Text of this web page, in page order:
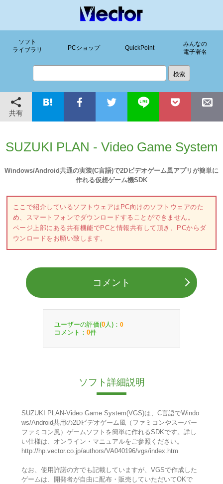
ソフト
ライブラリ
PCショップ QuickPoint
みんなの
電子署名
共有
SUZUKI PLAN - Video Game System
Windows/Android共通の実装(C言語)で2Dビデオゲーム風アプリが簡単に
作れる仮想ゲーム機SDK
ここで紹介しているソフトウェアはPC向けのソフトウェアのた
め、スマートフォンでダウンロードすることができません。
ページ上部にある共有機能でPCと情報共有して頂き、PCからダ
ウンロードをお願い致します。
コメント
ユーザーの評価(0 人)： 0
コメント： 0件
ソフト詳細説明
SUZUKI PLAN-Video Game System(VGS)は、C言語でWindo
ws/Android共用の2Dビデオゲーム風（ファミコンやスーパー
ファミコン風）ゲームソフトを簡単に作れるSDKです。詳し
い仕様は、オンライン・マニュアルをご参照ください。
http://hp.vector.co.jp/authors/VA040196/vgs/index.htm
なお、使用許諾の方でも記載していますが、VGSで作成した
ゲームは、開発者が自由に配布・販売していただいてOKで